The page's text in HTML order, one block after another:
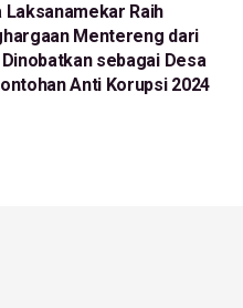
Laksanamekar Raih
Mentereng dari
Dinobatkan sebagai Desa
Anti Korupsi 2024